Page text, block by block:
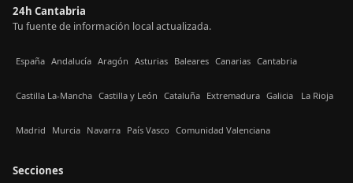
24h Cantabria
Tu fuente de información local actualizada.
España Andalucía Aragón Asturias Baleares Canarias Cantabria
Castilla La-Mancha Castilla y León Cataluña Extremadura Galicia La Rioja
Madrid Murcia Navarra País Vasco Comunidad Valenciana
Secciones